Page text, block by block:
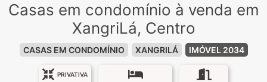
Casas em condomínio à venda em
XangriLá, Centro
CASAS EM CONDOMÍNIO XANGRILÁ IMÓVEL 2034
PRIVATIVA